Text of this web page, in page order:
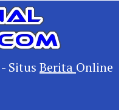
- Situs Berita Online